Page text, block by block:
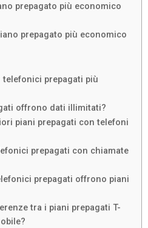
prepagato più economico
prepagato più economico
telefonici prepagati più
offrono dati illimitati?
piani prepagati con telefoni
prepagati con chiamate
prepagati offrono piani
tra i piani prepagati T-